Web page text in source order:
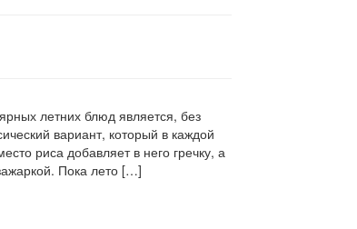
летних блюд является, без
вариант, который в каждой
риса добавляет в него гречку, а
Пока лето […]